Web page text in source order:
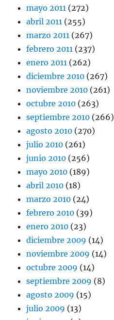
mayo 2011 (272)
abril 2011 (255)
marzo 2011 (267)
febrero 2011 (237)
enero 2011 (262)
diciembre 2010 (267)
noviembre 2010 (261)
octubre 2010 (263)
septiembre 2010 (266)
agosto 2010 (270)
julio 2010 (261)
junio 2010 (256)
mayo 2010 (189)
abril 2010 (18)
marzo 2010 (24)
febrero 2010 (39)
enero 2010 (23)
diciembre 2009 (14)
noviembre 2009 (14)
octubre 2009 (14)
septiembre 2009 (8)
agosto 2009 (15)
julio 2009 (13)